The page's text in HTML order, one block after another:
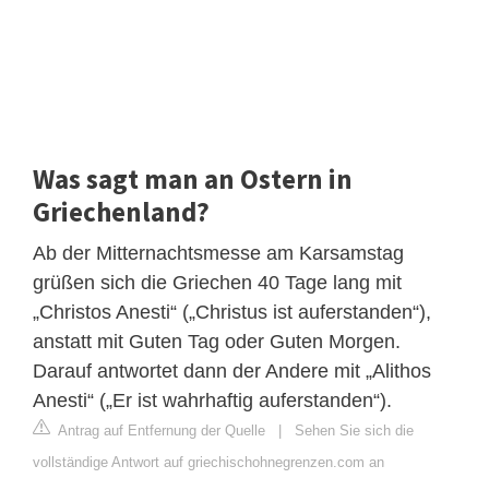
Was sagt man an Ostern in
Griechenland?
Ab der Mitternachtsmesse am Karsamstag
grüßen sich die Griechen 40 Tage lang mit
„Christos Anesti“ („Christus ist auferstanden“),
anstatt mit Guten Tag oder Guten Morgen.
Darauf antwortet dann der Andere mit „Alithos
Anesti“ („Er ist wahrhaftig auferstanden“).
Antrag auf Entfernung der Quelle | Sehen Sie sich die
vollständige Antwort auf griechischohnegrenzen.com an